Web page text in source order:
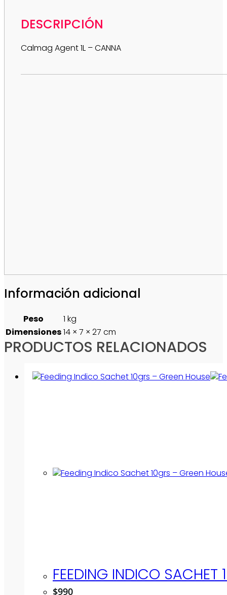
DESCRIPCIÓN
Calmag Agent 1L – CANNA
Información adicional
Peso
1 kg
Dimensiones14 × 7 × 27 cm
PRODUCTOS RELACIONADOS
FEEDING INDICO SACHET
$990